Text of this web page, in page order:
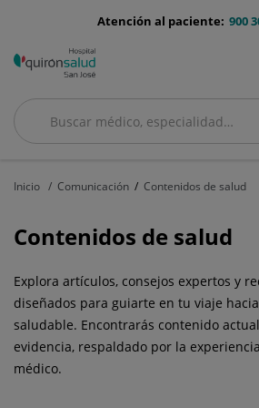
menu-
900
Atención al paciente:
Buscar
Buscar
Inicio Comunicación Contenidos de salud
Contenidos de salud
Explora artículos, consejos expertos y
diseñados para guiarte en tu viaje
saludable. Encontrarás contenido
evidencia, respaldado por la
médico.